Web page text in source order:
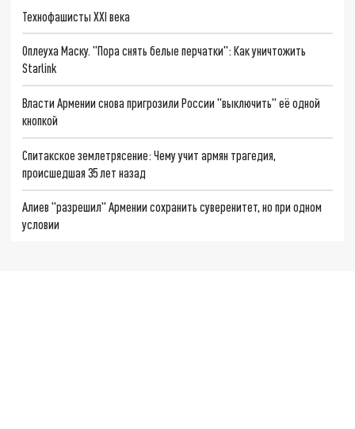
Технофашисты XXI века
Оплеуха Маску. "Пора снять белые перчатки": Как уничтожить
Starlink
Власти Армении снова пригрозили России "выключить" её одной
кнопкой
Спитакское землетрясение: Чему учит армян трагедия,
происшедшая 35 лет назад
Алиев "разрешил" Армении сохранить суверенитет, но при одном
условии